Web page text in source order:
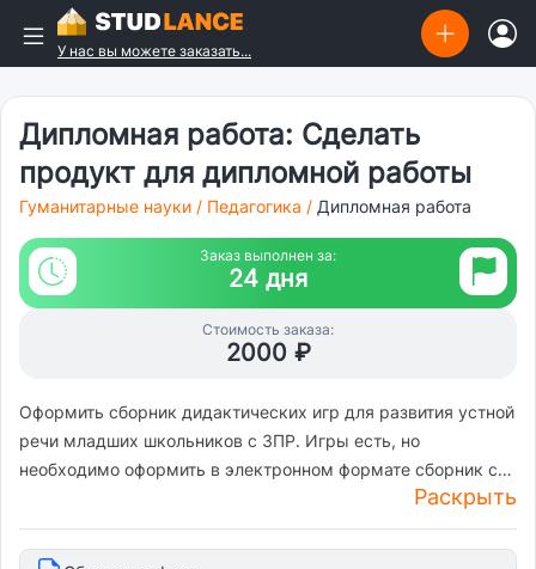
У нас вы можете заказать...
Дипломная работа: Сделать
продукт для дипломной работы
Гуманитарные науки / Педагогика / Дипломная работа
Заказ выполнен за:
24 дня
Стоимость заказа:
2000 ₽
Оформить сборник дидактических игр для развития устной
речи младших школьников с ЗПР. Игры есть, но
необходимо оформить в электронном формате сборник с
содержанием, инструкциям к каждой игре, цели, задачи,
условия
Раскрыть